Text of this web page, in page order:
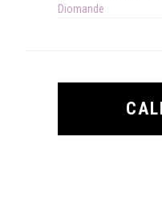
Diomande